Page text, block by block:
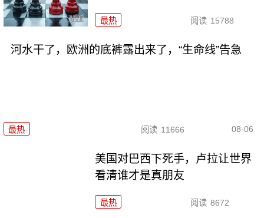
最热 阅读 15788
河水干了，欧洲的底裤露出来了，“生命线”告急
最热 阅读 11666 08-06
美国对巴西下死手，卢拉让世界
看清谁才是真朋友
最热 阅读 8672